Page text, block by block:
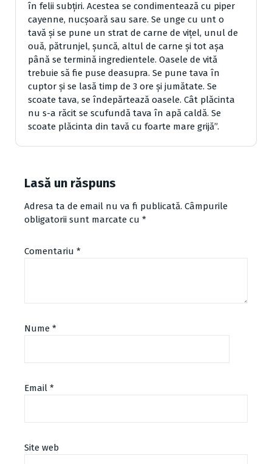
în felii subţiri. Acestea se condimentează cu piper
cayenne, nucşoară sau sare. Se unge cu unt o
tavă şi se pune un strat de carne de viţel, unul de
ouă, pătrunjel, şuncă, altul de carne şi tot aşa
până se termină ingredientele. Oasele de vită
trebuie să fie puse deasupra. Se pune tava în
cuptor şi se lasă timp de 3 ore şi jumătate. Se
scoate tava, se îndepărtează oasele. Cât plăcinta
nu s-a răcit se scufundă tava în apă caldă. Se
scoate plăcinta din tavă cu foarte mare grijă”.
Lasă un răspuns
Adresa ta de email nu va fi publicată. Câmpurile
obligatorii sunt marcate cu *
Comentariu *
Nume *
Email *
Site web